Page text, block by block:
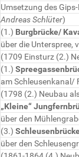
Umsetzung des
Andreas Schlüter)
(1.) Burgbrücke/
über die Unterspree,
(1709 Einsturz (2.)
(1.)
am Schleusenkanal/
(1798 (2.) Neubau
„Kleine“
über den
(3.)
über den